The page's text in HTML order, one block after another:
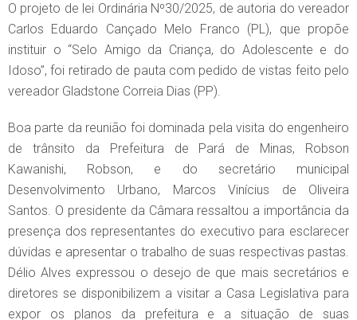
O projeto de lei Ordinária Nº30/2025, de autoria do vereador
Carlos Eduardo Cançado Melo Franco (PL), que propõe
instituir o “Selo Amigo da Criança, do Adolescente e do
Idoso”, foi retirado de pauta com pedido de vistas feito pelo
vereador Gladstone Correia Dias (PP).
Boa parte da reunião foi dominada pela visita do engenheiro
de trânsito da Prefeitura de Pará de Minas, Robson
Kawanishi, Robson, e do secretário municipal
Desenvolvimento Urbano, Marcos Vinícius de Oliveira
Santos. O presidente da Câmara ressaltou a importância da
presença dos representantes do executivo para esclarecer
dúvidas e apresentar o trabalho de suas respectivas pastas.
Délio Alves expressou o desejo de que mais secretários e
diretores se disponibilizem a visitar a Casa Legislativa para
expor os planos da prefeitura e a situação de suas